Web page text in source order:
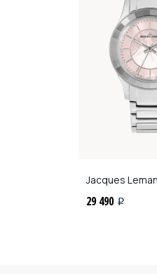
Jacques
29 490 i